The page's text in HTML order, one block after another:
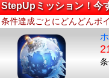
StepUpミッション！今
条件達成ごとにどんどんポ